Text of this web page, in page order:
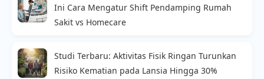
Ini Cara Mengatur Shift Pendamping Rumah
Sakit vs Homecare
Studi Terbaru: Aktivitas Fisik Ringan Turunkan
Risiko Kematian pada Lansia Hingga 30%